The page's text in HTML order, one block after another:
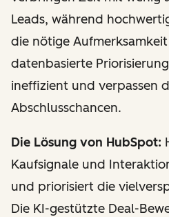
Leads, während
die nötige
datenbasierte
ineffizient und verpassen
Abschlusschancen.
Die Lösung von HubSpot:
Kaufsignale und
und priorisiert die
Die KI-gestützte Deal-